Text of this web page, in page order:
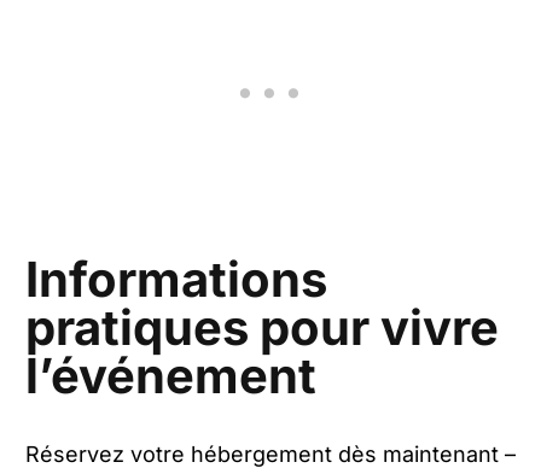
Informations
pratiques pour vivre
l’événement
Réservez votre hébergement dès maintenant –